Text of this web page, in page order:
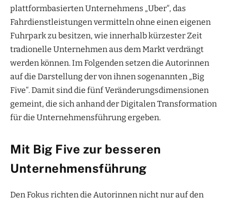
plattformbasierten Unternehmens „Uber“, das
Fahrdienstleistungen vermitteln ohne einen eigenen
Fuhrpark zu besitzen, wie innerhalb kürzester Zeit
tradionelle Unternehmen aus dem Markt verdrängt
werden können. Im Folgenden setzen die Autorinnen
auf die Darstellung der von ihnen sogenannten „Big
Five“. Damit sind die fünf Veränderungsdimensionen
gemeint, die sich anhand der Digitalen Transformation
für die Unternehmensführung ergeben.
Mit Big Five zur besseren
Unternehmensführung
Den Fokus richten die Autorinnen nicht nur auf den